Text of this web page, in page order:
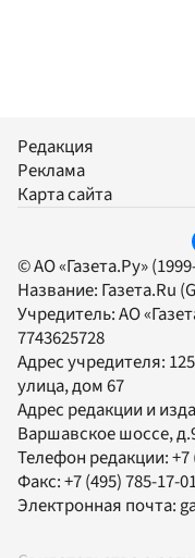
Редакция
Реклама
Карта сайта
© АО «Газета.Ру»
Название: Газета.Ru
Учредитель:АО
7743625728
Адрес учредителя:
улица, дом 67
Адрес редакции и
Варшавское шоссе,
Телефон редакции:+7
Факс:+7 (495) 785-17-
Электронная почта: